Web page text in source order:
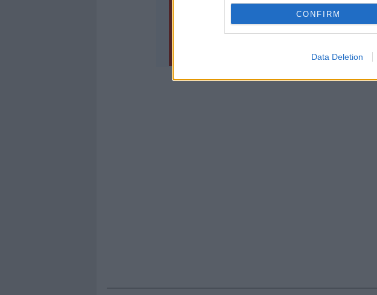
CONFIRM
Data Deletion
se la